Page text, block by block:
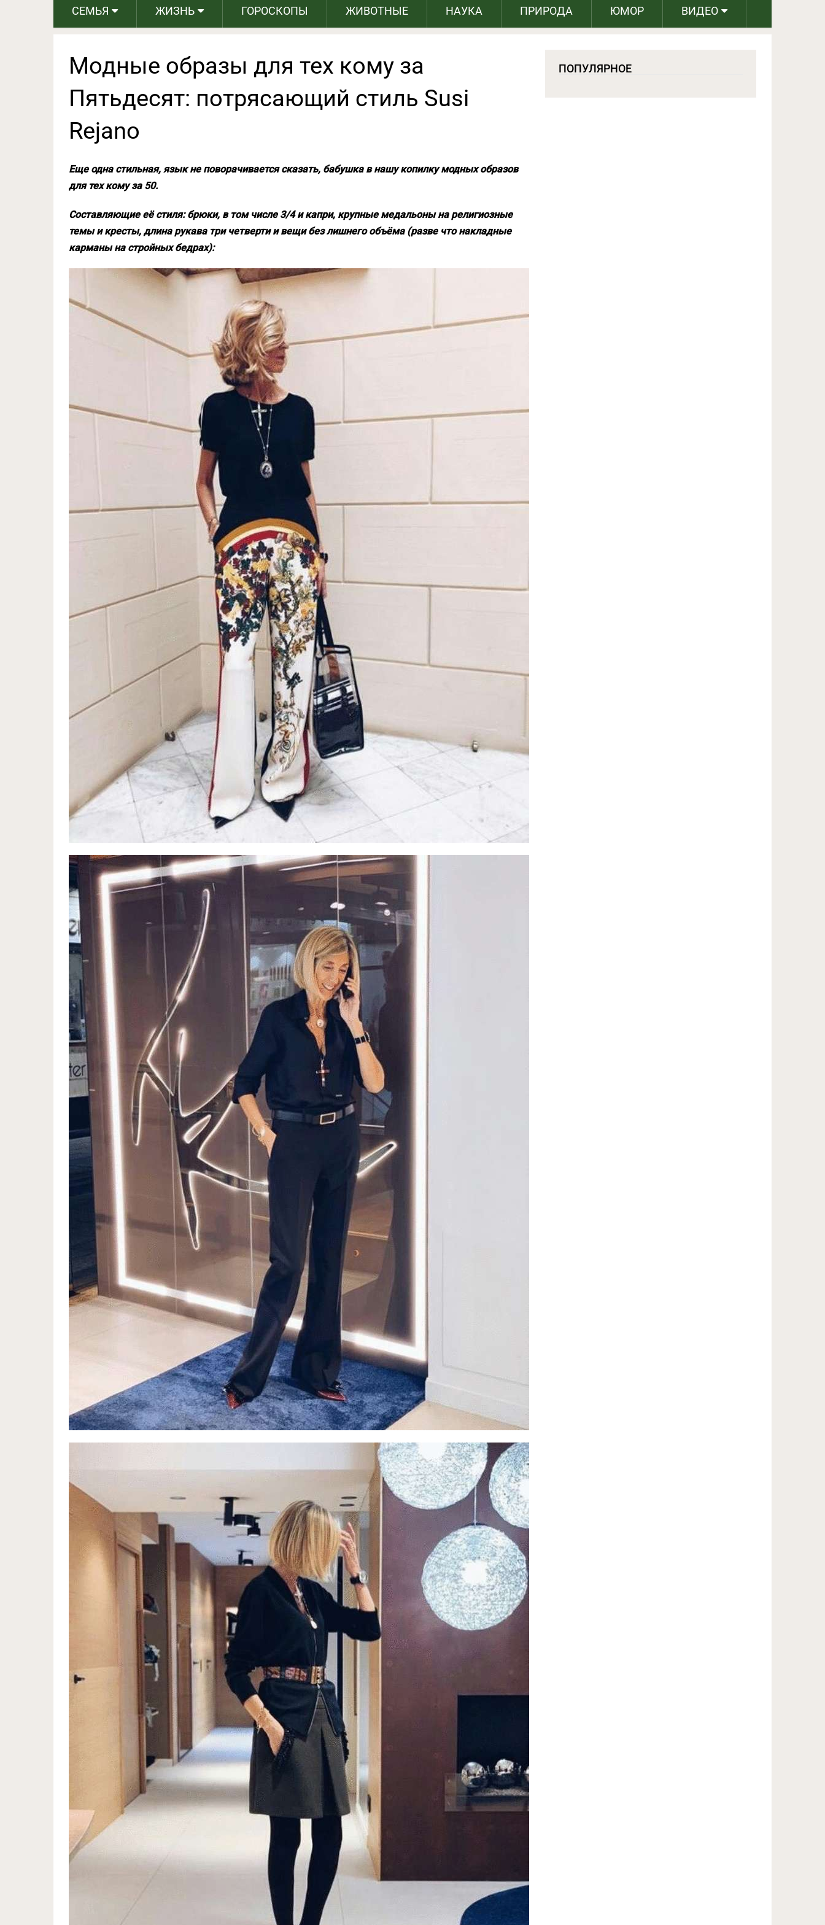
СЕМЬЯ ЖИЗНЬ ГОРОСКОПЫ ЖИВОТНЫЕ НАУКА ПРИРОДА ЮМОР ВИДЕО
Модные образы для тех кому за
Пятьдесят: потрясающий стиль Susi
Rejano
Еще одна стильная, язык не поворачивается сказать, бабушка в нашу копилку модных образов
для тех кому за 50.
Составляющие её стиля: брюки, в том числе 3/4 и капри, крупные медальоны на религиозные
темы и кресты, длина рукава три четверти и вещи без лишнего объёма (разве что накладные
карманы на стройных бедрах):
ПОПУЛЯРНОЕ